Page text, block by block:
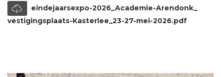
eindejaarsexpo-2026_Academie-Arendonk_
vestigingsplaats-Kasterlee_23-27-mei-2026.pdf